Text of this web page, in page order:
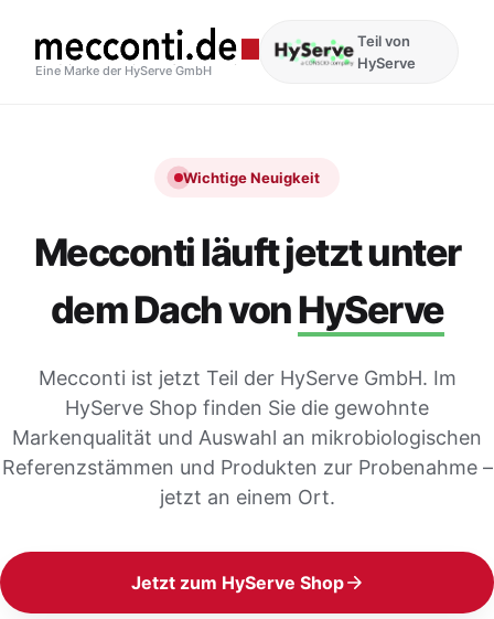
Eine Marke der HyServe GmbH
Teil von
HyServe
Wichtige Neuigkeit
Mecconti läuft jetzt unter
dem Dach vonHyServe
Mecconti ist jetzt Teil der HyServe GmbH. Im
HyServe Shop finden Sie die gewohnte
Markenqualität und Auswahl an mikrobiologischen
Referenzstämmen und Produkten zur Probenahme –
jetzt an einem Ort.
Jetzt zum HyServe Shop